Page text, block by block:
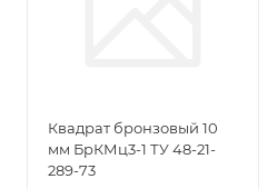
Квадрат бронзовый 10
мм БрКМц3-1 ТУ 48-21-
289-73